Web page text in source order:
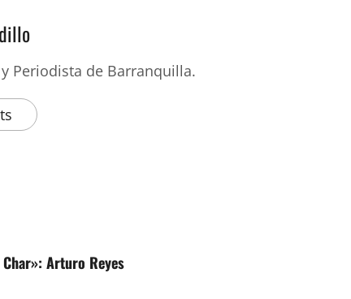
Periodista de Barranquilla.
Arturo Reyes